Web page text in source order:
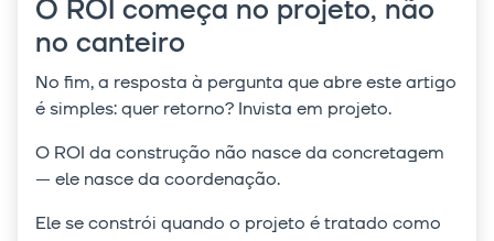
O ROI começa no projeto, não
no canteiro
No fim, a resposta à pergunta que abre este artigo
é simples: quer retorno? Invista em projeto.
O ROI da construção não nasce da concretagem
— ele nasce da coordenação.
Ele se constrói quando o projeto é tratado como